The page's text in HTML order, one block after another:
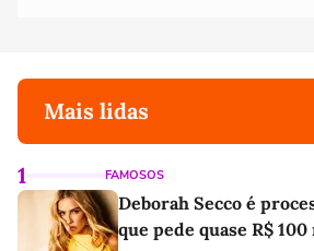
Mais lidas
1 FAMOSOS
Deborah Secco é
que pede quase R$